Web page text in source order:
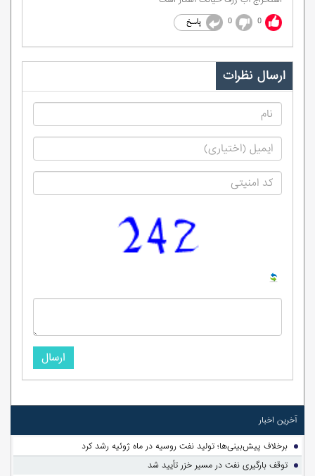
0
0
ارسال نظرات
ارسال
آخرین اخبار
برخلاف پیش‌بینی‌ها؛ تولید نفت روسیه در ماه ژوئیه رشد کرد
توقف بارگیری نفت در مسیر خزر تأیید شد